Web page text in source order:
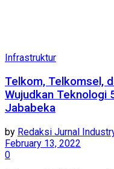
Infrastruktur
Telkom, Telkomsel,
Wujudkan Teknologi
Jababeka
by Redaksi Jurnal
February 13, 2022
0